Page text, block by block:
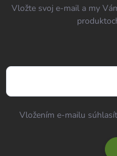
Vložte svoj e-mail a my
Vložením e-mailu